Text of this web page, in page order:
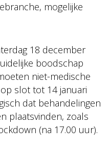
mogelijke
18 december
boodschap
niet-medische
slot tot 14 januari
dat behandelingen
plaatsvinden, zoals
(na 17.00 uur).